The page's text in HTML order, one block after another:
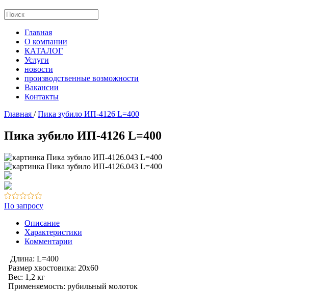
Главная
О компании
КАТАЛОГ
Услуги
новости
производственные возможности
Вакансии
Контакты
Главная / Пика зубило ИП-4126 L=400
Пика зубило ИП-4126 L=400
По запросу
Описание
Характеристики
Комментарии
Длина: L=400
Размер хвостовика: 20х60
Вес: 1,2 кг
Применяемость: рубильный молоток